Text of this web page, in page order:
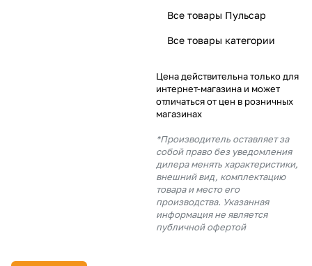
Все товары Пульсар
Все товары категории
Цена действительна только для
интернет-магазина и может
отличаться от цен в розничных
магазинах
*Производитель оставляет за
собой право без уведомления
дилера менять характеристики,
внешний вид, комплектацию
товара и место его
производства. Указанная
информация не является
публичной офертой
% будут
с вашей карты